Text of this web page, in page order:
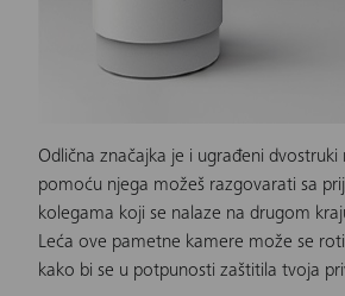
Odlična značajka je i ugrađeni
pomoću njega možeš razgovarati sa
kolegama koji se nalaze na drugom
Leća ove pametne kamere može se
kako bi se u potpunosti zaštitila tvoja